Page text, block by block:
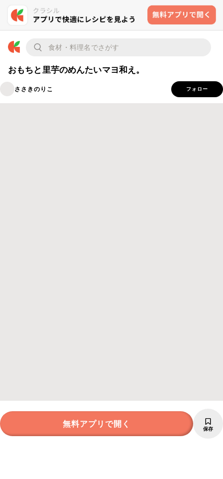
おもちと里芋のめんたいマヨ和え。
ささきのりこ フォロー
無料アプリで開く 保存